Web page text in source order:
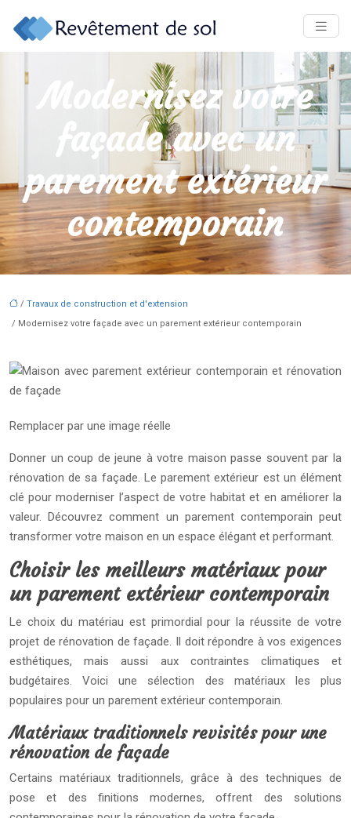
Modernisez votre
façade avec un
parement extérieur
contemporain
/ Travaux de construction et d'extension
/ Modernisez votre façade avec un parement extérieur contemporain
Remplacer par une image réelle
Donner un coup de jeune à votre maison passe souvent par la
rénovation de sa façade. Le parement extérieur est un élément
clé pour moderniser l’aspect de votre habitat et en améliorer la
valeur. Découvrez comment un parement contemporain peut
transformer votre maison en un espace élégant et performant.
Choisir les meilleurs matériaux pour
un parement extérieur contemporain
Le choix du matériau est primordial pour la réussite de votre
projet de rénovation de façade. Il doit répondre à vos exigences
esthétiques, mais aussi aux contraintes climatiques et
budgétaires. Voici une sélection des matériaux les plus
populaires pour un parement extérieur contemporain.
Matériaux traditionnels revisités pour une
rénovation de façade
Certains matériaux traditionnels, grâce à des techniques de
pose et des finitions modernes, offrent des solutions